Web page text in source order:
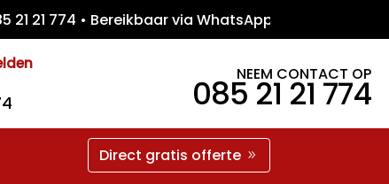
774 • Bereikbaar via WhatsApp •
NEEM CONTACT OP
085 21 21 774
Direct gratis offerte